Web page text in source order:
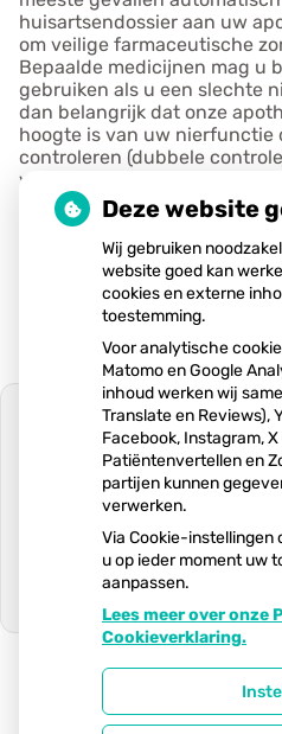
huisartsendossier aan uw
om veilige farmaceutische
Bepaalde medicijnen mag u
gebruiken als u een slechte
dan belangrijk dat onze
hoogte is van uw nierfunctie
controleren (dubbele
via Lab4Apo. Omdat het
Huisarts) en uw
twee verschillende
recht om ons te vragen deze
niet via Lab4Apo aan uw
Mocht u dit niet willen, dan
een van de huisartsen.
U heeft geen
voorexterne inhoud
te
Cookie-
Uw Zorg
Deze website
Wij gebruiken
website goed kan
cookies en externe
toestemming.
Voor analytische
Matomo en Google
inhoud werken wij
Translate en Reviews),
Facebook, Instagram,
Patiëntenvertellen en
partijen kunnen
verwerken.
Via Cookie-instellingen
u op ieder moment uw
aanpassen.
Lees meer over onze
Cookieverklaring.